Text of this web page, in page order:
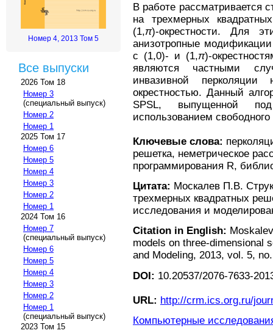
Номер 4, 2013 Том 5
Все выпуски
2026 Том 18
Номер 3
(специальный выпуск)
Номер 2
Номер 1
2025 Том 17
Номер 6
Номер 5
Номер 4
Номер 3
Номер 2
Номер 1
2024 Том 16
Номер 7
(специальный выпуск)
Номер 6
Номер 5
Номер 4
Номер 3
Номер 2
Номер 1
(специальный выпуск)
2023 Том 15
В работе рассматривается
на трехмерных
(1,π)-окрестности. Для
анизотропные
с (1,0)- и (1,π)-
являются частными
инвазивной
окрестностью. Данный
SPSL, выпущенной
использованием
Ключевые слова:
решетка, неметрическое
программирования R,
Цитата: Москалев П.В.
трехмерных квадратных
исследования и
Citation in English:
models on three-dimensional
and Modeling, 2013, vol. 5,
DOI: 10.20537/2076-7633-
URL: http://crm.ics.org.ru/
Компьютерные